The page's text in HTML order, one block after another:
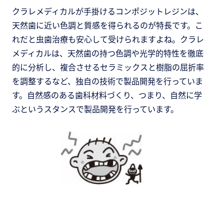
クラレメディカルが手掛けるコンポジットレジンは、
天然歯に近い色調と質感を得られるのが特長です。こ
れだと虫歯治療も安心して受けられますよね。クラレ
メディカルは、天然歯の持つ色調や光学的特性を徹底
的に分析し、複合させるセラミックスと樹脂の屈折率
を調整するなど、独自の技術で製品開発を行っていま
す。自然感のある歯科材料づくり、つまり、自然に学
ぶというスタンスで製品開発を行っています。